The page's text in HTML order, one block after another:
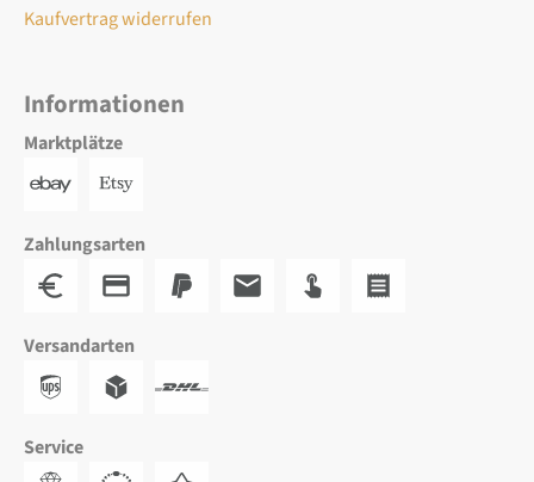
Kaufvertrag widerrufen
Informationen
Marktplätze
Zahlungsarten
Versandarten
Service